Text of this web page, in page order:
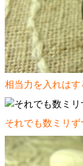
相当力を入れはす
それでも数ミリ